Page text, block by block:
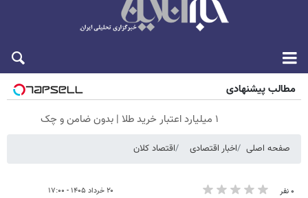
مطالب پیشنهادی
۱ میلیارد اعتبار خرید طلا | بدون ضامن و چک
صفحه اصلی اخبار اقتصادی اقتصاد کلان
۰ نفر ۲۰ خرداد ۱۴۰۵ - ۱۷:۰۰